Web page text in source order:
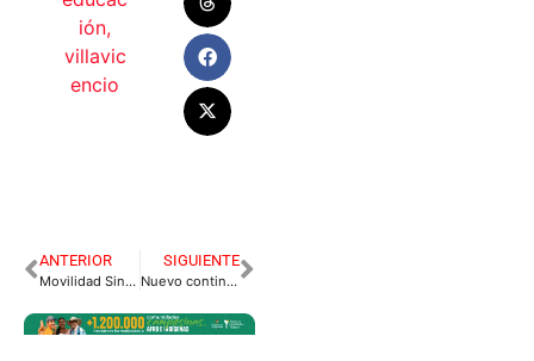
ión,
villavic
encio
ANTERIOR
Movilidad Sin Restricciones hoy en el día Mundial de la Bicicleta en Villavicencio
SIGUIENTE
Nuevo contingente de 824 soldados para los Llanos